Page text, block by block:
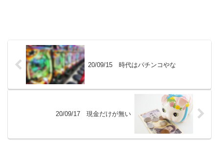
20/09/15 時代はパチンコやな
20/09/17 現金だけが無い